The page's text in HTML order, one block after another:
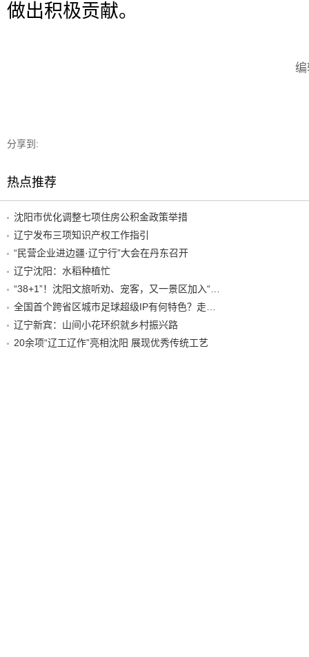
做出积极贡献。
分享到:
热点推荐
沈阳市优化调整七项住房公积金政策举措
辽宁发布三项知识产权工作指引
“民营企业进边疆·辽宁行”大会在丹东召开
辽宁沈阳：水稻种植忙
“38+1”！沈阳文旅听劝、宠客，又一景区加入“东北超”优惠名单！
全国首个跨省区城市足球超级IP有何特色？走进沈阳现场去看看
辽宁新宾：山间小花环织就乡村振兴路
20余项“辽工辽作”亮相沈阳 展现优秀传统工艺